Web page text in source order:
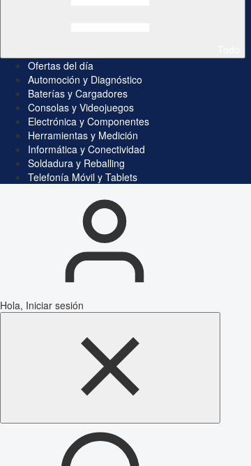
Ofertas del día
Automoción y Diagnóstico
Baterías y Cargadores
Consolas y Videojuegos
Electrónica y Componentes
Herramientas y Medición
Informática y Conectividad
Soldadura y Reballing
Telefonía Móvil y Tablets
Hola, Iniciar sesión